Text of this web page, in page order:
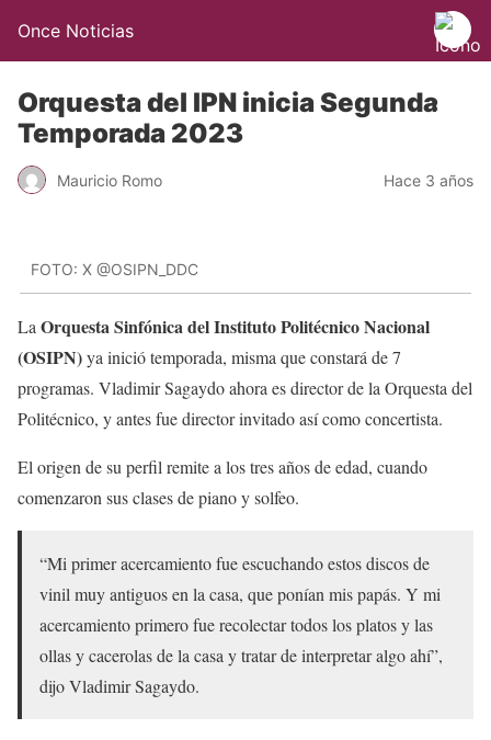
Once Noticias
Orquesta del IPN inicia Segunda
Temporada 2023
Mauricio Romo Hace 3 años
FOTO: X @OSIPN_DDC
La Orquesta Sinfónica del Instituto Politécnico Nacional
(OSIPN)ya inició temporada, misma que constará de 7
programas. Vladimir Sagaydo ahora es director de la Orquesta del
Politécnico, y antes fue director invitado así como concertista.
El origen de su perfil remite a los tres años de edad, cuando
comenzaron sus clases de piano y solfeo.
“Mi primer acercamiento fue escuchando estos discos de
vinil muy antiguos en la casa, que ponían mis papás. Y mi
acercamiento primero fue recolectar todos los platos y las
ollas y cacerolas de la casa y tratar de interpretar algo ahí”,
dijo Vladimir Sagaydo.